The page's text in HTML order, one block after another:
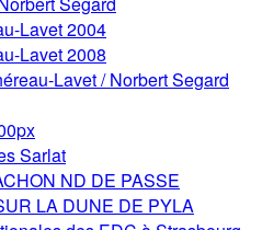
Lavet 2004
Lavet 2008
Lavet / Norbert Segard
Sarlat
ND DE PASSE
LA DUNE DE PYLA